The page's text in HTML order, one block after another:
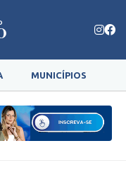
MUNICÍPIOS